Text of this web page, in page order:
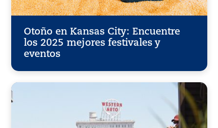
Otoño en Kansas City: Encuentre
los 2025 mejores festivales y
eventos